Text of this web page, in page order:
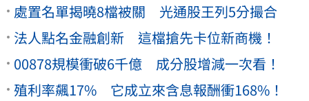
處置名單揭曉8檔被關 光通股王列5分撮合
法人點名金融創新 這檔搶先卡位新商機！
00878規模衝破6千億 成分股增減一次看！
殖利率飆17% 它成立來含息報酬衝168%！